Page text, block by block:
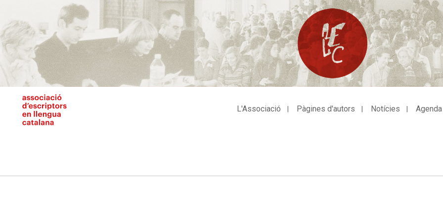
contingut
L'Associació Pàgines d'autors Notícies Agenda